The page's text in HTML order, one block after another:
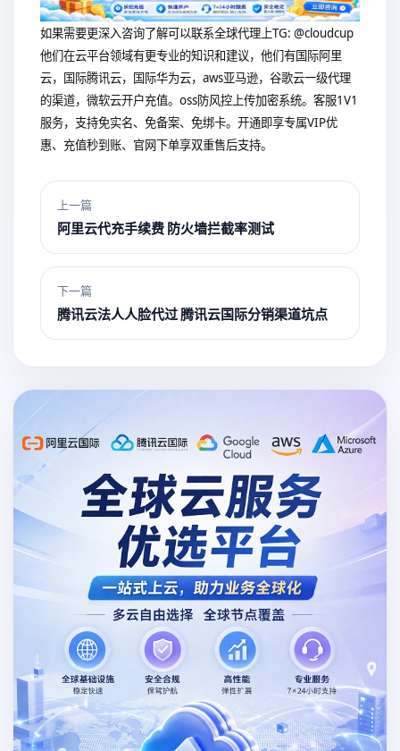
如果需要更深入咨询了解可以联系全球代理上TG: @cloudcup
他们在云平台领域有更专业的知识和建议，他们有国际阿里
云，国际腾讯云，国际华为云，aws亚马逊，谷歌云一级代理
的渠道，微软云开户充值。oss防风控上传加密系统。客服1V1
服务，支持免实名、免备案、免绑卡。开通即享专属VIP优
惠、充值秒到账、官网下单享双重售后支持。
上一篇
阿里云代充手续费 防火墙拦截率测试
下一篇
腾讯云法人人脸代过 腾讯云国际分销渠道坑点